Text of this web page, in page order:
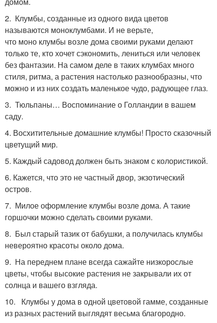
2. Клумбы, созданные из одного вида цветов
называются моноклумбами. И не верьте,
что моно клумбы возле дома своими руками делают
только те, кто хочет сэкономить, лениться или человек
без фантазии. На самом деле в таких клумбах много
стиля, ритма, а растения настолько разнообразны, что
можно и из них создать маленькое чудо, радующее глаз.
3. Тюльпаны… Воспоминание о Голландии в вашем
саду.
4. Восхитительные домашние клумбы! Просто сказочный
цветущий мир.
5. Каждый садовод должен быть знаком с колористикой.
6. Кажется, что это не частный двор, экзотический
остров.
7. Милое оформление клумбы возле дома. А такие
горшочки можно сделать своими руками.
8. Был старый тазик от бабушки, а получилась клумбы
невероятно красоты около дома.
9. На переднем плане всегда сажайте низкорослые
цветы, чтобы высокие растения не закрывали их от
солнца и вашего взгляда.
10. Клумбы у дома в одной цветовой гамме, созданные
из разных растений выглядят весьма благородно.